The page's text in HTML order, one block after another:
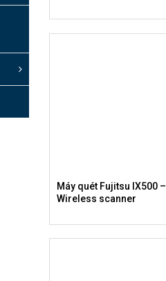
Máy quét Fujitsu IX500 –
Wireless scanner